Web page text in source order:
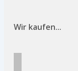
Wir kaufen...